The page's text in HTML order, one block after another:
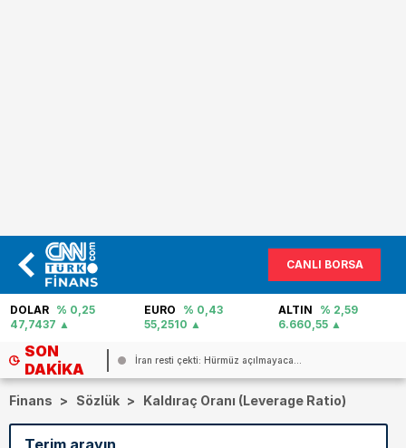
CANLI BORSA
EURO % 0,43
55,2510
ALTIN
% 2,59
6.660,55
PETROL
% -0,22
82,31
SON
DAKIKA
İran resti çekti: Hürmüz açılmayaca...
Finans > Sözlük > Kaldıraç Oranı (Leverage Ratio)